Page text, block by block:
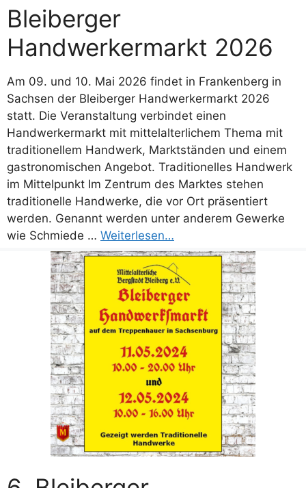
Bleiberger
Handwerkermarkt 2026
Am 09. und 10. Mai 2026 findet in Frankenberg in
Sachsen der Bleiberger Handwerkermarkt 2026
statt. Die Veranstaltung verbindet einen
Handwerkermarkt mit mittelalterlichem Thema mit
traditionellem Handwerk, Marktständen und einem
gastronomischen Angebot. Traditionelles Handwerk
im Mittelpunkt Im Zentrum des Marktes stehen
traditionelle Handwerke, die vor Ort präsentiert
werden. Genannt werden unter anderem Gewerke
wie Schmiede … Weiterlesen…